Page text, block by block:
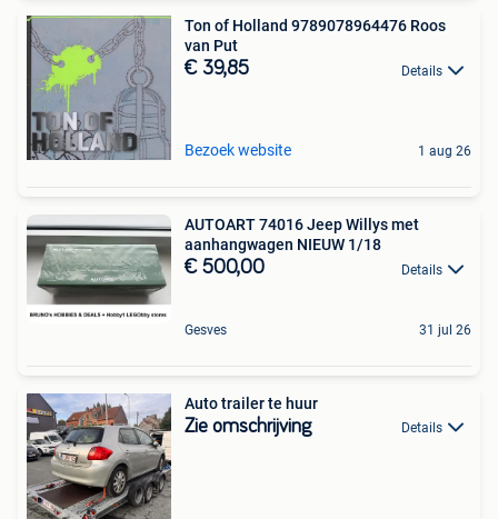
Ton of Holland 9789078964476 Roos
van Put
€ 39,85 Details
Bezoek website 1 aug 26
AUTOART 74016 Jeep Willys met
aanhangwagen NIEUW 1/18
€ 500,00 Details
Gesves 31 jul 26
Auto trailer te huur
Zie omschrijving Details